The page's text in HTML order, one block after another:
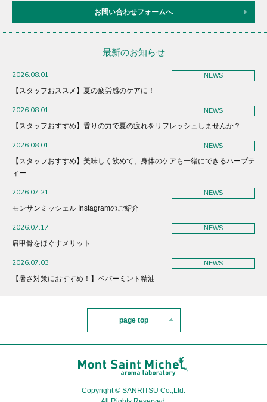
お問い合わせフォームへ
最新のお知らせ
2026.08.01 NEWS
【スタッフおススメ】夏の疲労感のケアに！
2026.08.01 NEWS
【スタッフおすすめ】香りの力で夏の疲れをリフレッシュしませんか？
2026.08.01 NEWS
【スタッフおすすめ】美味しく飲めて、身体のケアも一緒にできるハーブテ
ィー
2026.07.21 NEWS
モンサンミッシェル Instagramのご紹介
2026.07.17 NEWS
肩甲骨をほぐすメリット
2026.07.03 NEWS
【暑さ対策におすすめ！】ペパーミント精油
page top
Copyright © SANRITSU Co.,Ltd.